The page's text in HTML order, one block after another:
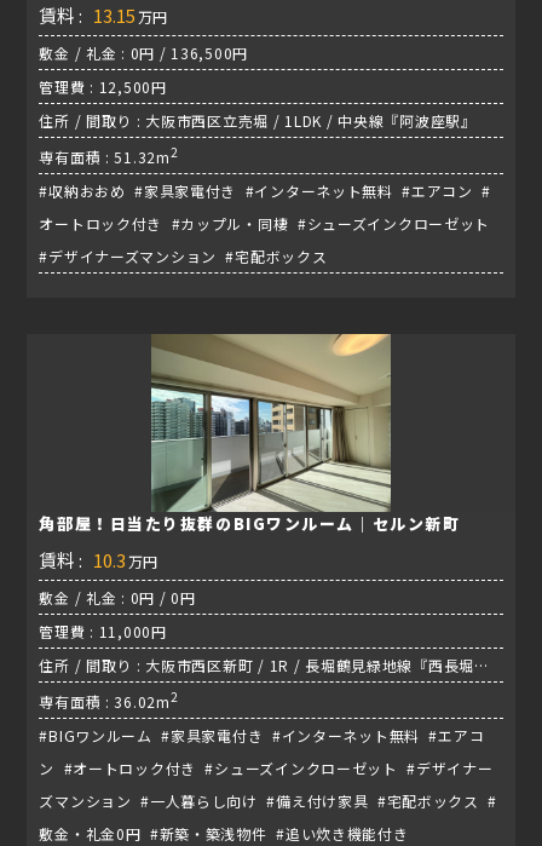
賃料 : 13.15 万円
敷金 / 礼金 : 0円 / 136,500円
管理費 : 12,500円
住所 / 間取り : 大阪市西区立売堀 / 1LDK / 中央線『阿波座駅』
専有面積 : 51.32m2
#収納おおめ #家具家電付き #インターネット無料 #エアコン #
オートロック付き #カップル・同棲 #シューズインクローゼット
#デザイナーズマンション #宅配ボックス
角部屋！日当たり抜群のBIGワンルーム｜セルン新町
賃料 : 10.3 万円
敷金 / 礼金 : 0円 / 0円
管理費 : 11,000円
住所 / 間取り : 大阪市西区新町 / 1R / 長堀鶴見緑地線『西長堀
駅』
専有面積 : 36.02m2
#BIGワンルーム #家具家電付き #インターネット無料 #エアコ
ン #オートロック付き #シューズインクローゼット #デザイナー
ズマンション #一人暮らし向け #備え付け家具 #宅配ボックス #
敷金・礼金0円 #新築・築浅物件 #追い炊き機能付き